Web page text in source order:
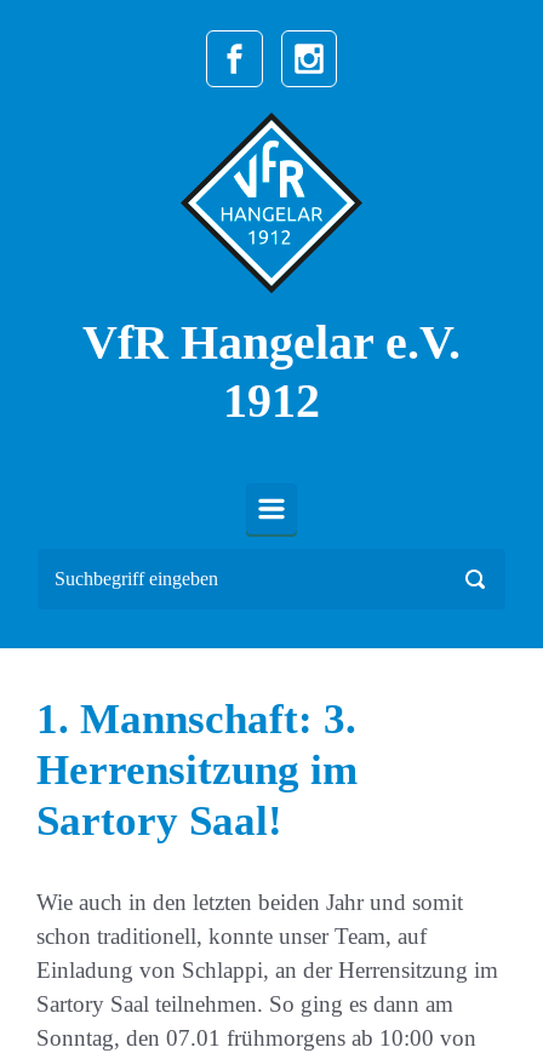
Zum Hauptinhalt springen
VfR Hangelar e.V.
1912
1. Mannschaft: 3.
Herrensitzung im
Sartory Saal!
Wie auch in den letzten beiden Jahr und somit
schon traditionell, konnte unser Team, auf
Einladung von Schlappi, an der Herrensitzung im
Sartory Saal teilnehmen. So ging es dann am
Sonntag, den 07.01 frühmorgens ab 10:00 von